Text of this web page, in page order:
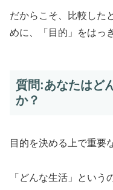
だからこそ、比較した
めに、「目的」をはっ
質問:あなたはど
か？
目的を決める上で重要
「どんな生活」という